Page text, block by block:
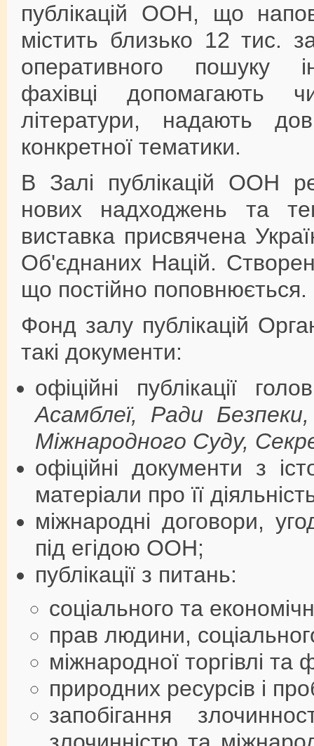
публікацій ООН, що
містить близько 12 тис.
оперативного пошуку
фахівці допомагають
літератури, надають
конкретної тематики.
В Залі публікацій ООН
нових надходжень та
виставка присвячена
Об'єднаних Націй.
що постійно поповнюється.
Фонд залу публікацій
такі документи:
офіційні публікації
Асамблеї, Ради Безпеки,
Міжнародного Суду,
офіційні документи з
матеріали про її
міжнародні договори,
під егідою ООН;
публікації з питань:
соціального та
прав людини,
міжнародної торгівлі та
природних ресурсів і
запобігання